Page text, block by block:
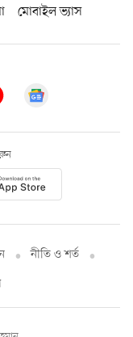
মোবাইল ভ্যাস
নীতি ও শর্ত